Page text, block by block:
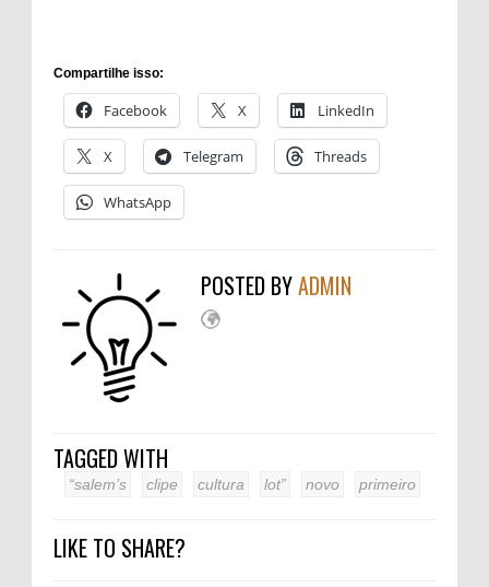
Compartilhe isso:
Facebook X LinkedIn
X Telegram Threads
WhatsApp
POSTED BYADMIN
TAGGED WITH
“salem’s clipe cultura lot” novo primeiro
LIKE TO SHARE?